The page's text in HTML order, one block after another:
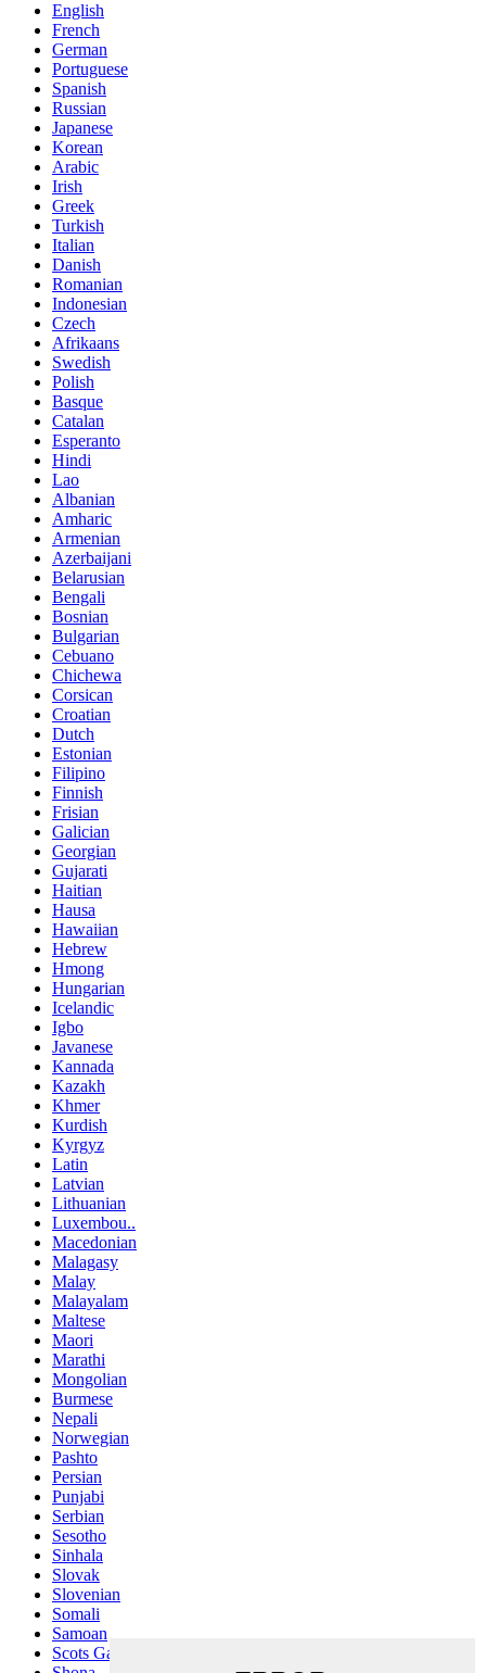
English
French
German
Portuguese
Spanish
Russian
Japanese
Korean
Arabic
Irish
Greek
Turkish
Italian
Danish
Romanian
Indonesian
Czech
Afrikaans
Swedish
Polish
Basque
Catalan
Esperanto
Hindi
Lao
Albanian
Amharic
Armenian
Azerbaijani
Belarusian
Bengali
Bosnian
Bulgarian
Cebuano
Chichewa
Corsican
Croatian
Dutch
Estonian
Filipino
Finnish
Frisian
Galician
Georgian
Gujarati
Haitian
Hausa
Hawaiian
Hebrew
Hmong
Hungarian
Icelandic
Igbo
Javanese
Kannada
Kazakh
Khmer
Kurdish
Kyrgyz
Latin
Latvian
Lithuanian
Luxembou..
Macedonian
Malagasy
Malay
Malayalam
Maltese
Maori
Marathi
Mongolian
Burmese
Nepali
Norwegian
Pashto
Persian
Punjabi
Serbian
Sesotho
Sinhala
Slovak
Slovenian
Somali
Samoan
Scots Gaelic